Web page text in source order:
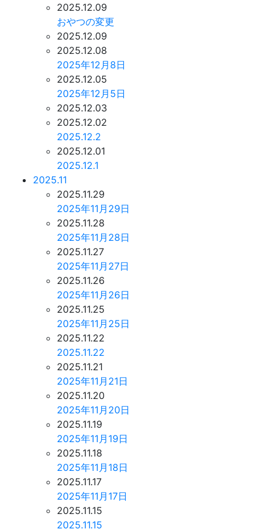
2025.12.09
おやつの変更
2025.12.09
2025.12.08
2025年12月8日
2025.12.05
2025年12月5日
2025.12.03
2025.12.02
2025.12.2
2025.12.01
2025.12.1
2025.11
2025.11.29
2025年11月29日
2025.11.28
2025年11月28日
2025.11.27
2025年11月27日
2025.11.26
2025年11月26日
2025.11.25
2025年11月25日
2025.11.22
2025.11.22
2025.11.21
2025年11月21日
2025.11.20
2025年11月20日
2025.11.19
2025年11月19日
2025.11.18
2025年11月18日
2025.11.17
2025年11月17日
2025.11.15
2025.11.15